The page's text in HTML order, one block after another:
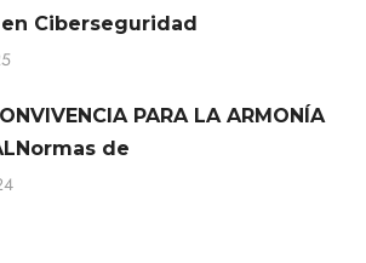
Ciberseguridad
PARA LA ARMONÍA
de